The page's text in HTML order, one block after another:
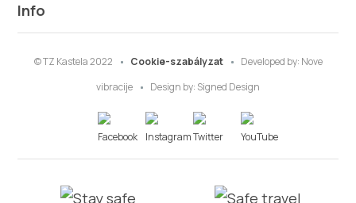
Info
© TZ Kastela 2022 Cookie-szabályzat Developed by: Nove
vibracije
Design by: Signed Design